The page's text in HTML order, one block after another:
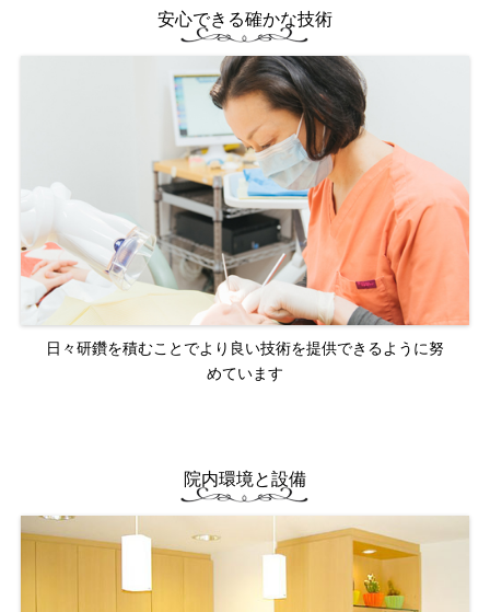
安心できる確かな技術
日々研鑽を積むことでより良い技術を提供できるように努
めています
院内環境と設備